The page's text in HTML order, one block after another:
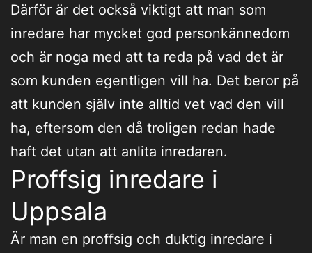
Därför är det också viktigt att man som
inredare har mycket god personkännedom
och är noga med att ta reda på vad det är
som kunden egentligen vill ha. Det beror på
att kunden själv inte alltid vet vad den vill
ha, eftersom den då troligen redan hade
haft det utan att anlita inredaren.
Proffsig inredare i
Uppsala
Är man en proffsig och duktig inredare i